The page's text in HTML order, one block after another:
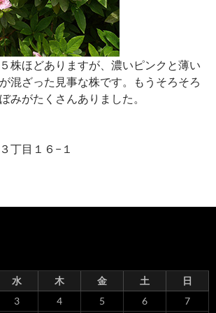
株ほどありますが、濃いピンクと薄い
混ざった見事な株です。もうそろそろ
みがたくさんありました。
丁目１６−１
水 木 金 土
日
3 4 5 6 7